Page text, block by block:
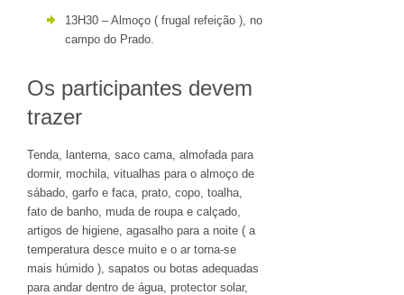
13H30 – Almoço ( frugal refeição ), no
campo do Prado.
Os participantes devem
trazer
Tenda, lanterna, saco cama, almofada para
dormir, mochila, vitualhas para o almoço de
sábado, garfo e faca, prato, copo, toalha,
fato de banho, muda de roupa e calçado,
artigos de higiene, agasalho para a noite ( a
temperatura desce muito e o ar torna-se
mais húmido ), sapatos ou botas adequadas
para andar dentro de água, protector solar,